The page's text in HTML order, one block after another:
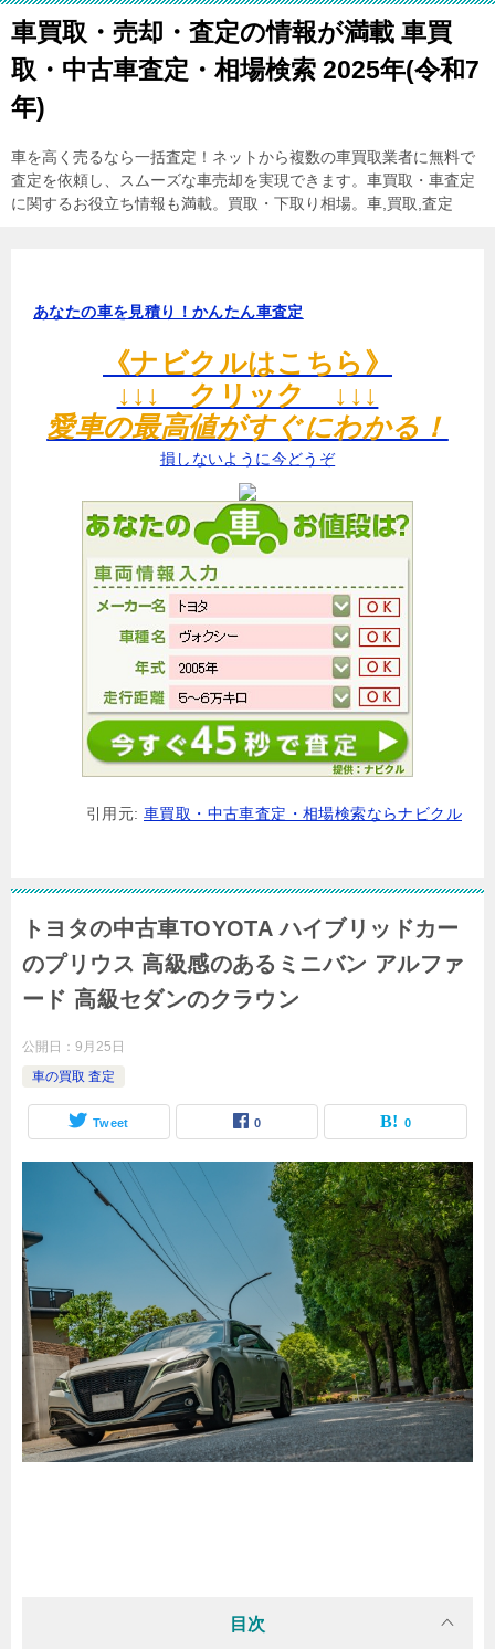
車買取・売却・査定の情報が満載 車買
取・中古車査定・相場検索 2025年(令和7
年)
車を高く売るなら一括査定！ネットから複数の車買取業者に無料で
査定を依頼し、スムーズな車売却を実現できます。車買取・車査定
に関するお役立ち情報も満載。買取・下取り相場。車,買取,査定
あなたの車を見積り！かんたん車査定
《ナビクルはこちら》
↓↓↓ クリック ↓↓↓
愛車の最高値がすぐにわかる！
損しないように今どうぞ
引用元: 車買取・中古車査定・相場検索ならナビクル
トヨタの中古車TOYOTA ハイブリッドカー
のプリウス 高級感のあるミニバン アルファ
ード 高級セダンのクラウン
公開日： 9月25日
車の買取 査定
Tweet 0 0
目次